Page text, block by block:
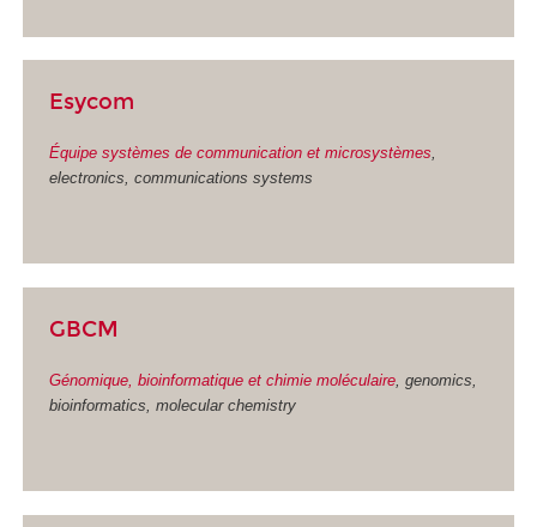
Esycom
Équipe systèmes de communication et microsystèmes,
electronics, communications systems
GBCM
Génomique, bioinformatique et chimie moléculaire , genomics,
bioinformatics, molecular chemistry